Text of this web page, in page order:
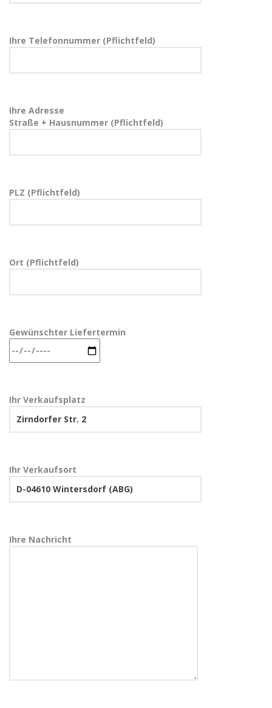
Ihre Telefonnummer (Pflichtfeld)
Ihre Adresse
Straße + Hausnummer (Pflichtfeld)
PLZ (Pflichtfeld)
Ort (Pflichtfeld)
Gewünschter Liefertermin
Ihr Verkaufsplatz
Ihr Verkaufsort
Ihre Nachricht